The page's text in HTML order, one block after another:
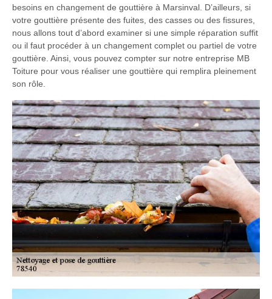
besoins en changement de gouttière à Marsinval. D’ailleurs, si
votre gouttière présente des fuites, des casses ou des fissures,
nous allons tout d’abord examiner si une simple réparation suffit
ou il faut procéder à un changement complet ou partiel de votre
gouttière. Ainsi, vous pouvez compter sur notre entreprise MB
Toiture pour vous réaliser une gouttière qui remplira pleinement
son rôle.